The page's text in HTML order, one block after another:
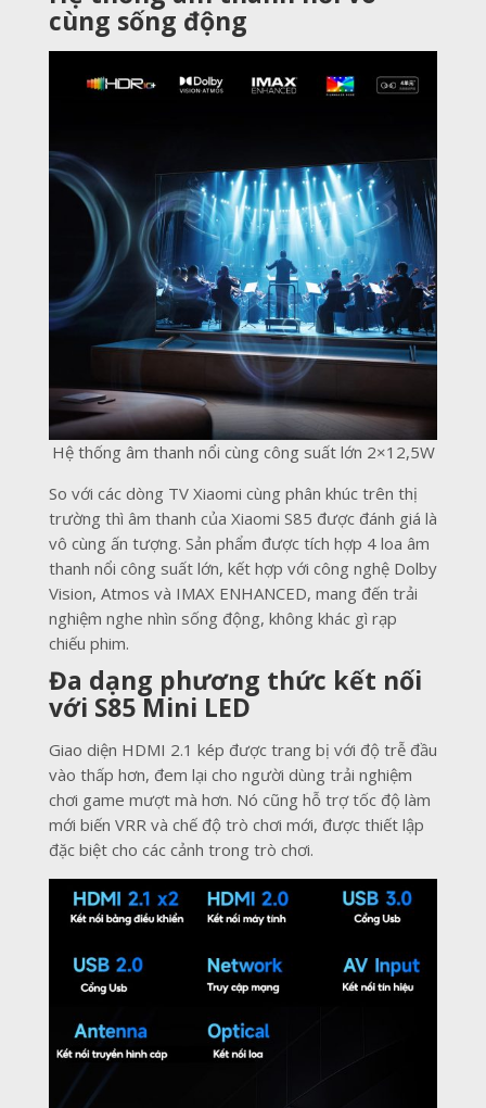
cùng sống động
Hệ thống âm thanh nổi cùng công suất lớn 2×12,5W
So với các dòng TV Xiaomi cùng phân khúc trên thị
trường thì âm thanh của Xiaomi S85 được đánh giá là
vô cùng ấn tượng. Sản phẩm được tích hợp 4 loa âm
thanh nổi công suất lớn, kết hợp với công nghệ Dolby
Vision, Atmos và IMAX ENHANCED, mang đến trải
nghiệm nghe nhìn sống động, không khác gì rạp
chiếu phim.
Đa dạng phương thức kết nối
với S85 Mini LED
Giao diện HDMI 2.1 kép được trang bị với độ trễ đầu
vào thấp hơn, đem lại cho người dùng trải nghiệm
chơi game mượt mà hơn. Nó cũng hỗ trợ tốc độ làm
mới biến VRR và chế độ trò chơi mới, được thiết lập
đặc biệt cho các cảnh trong trò chơi.